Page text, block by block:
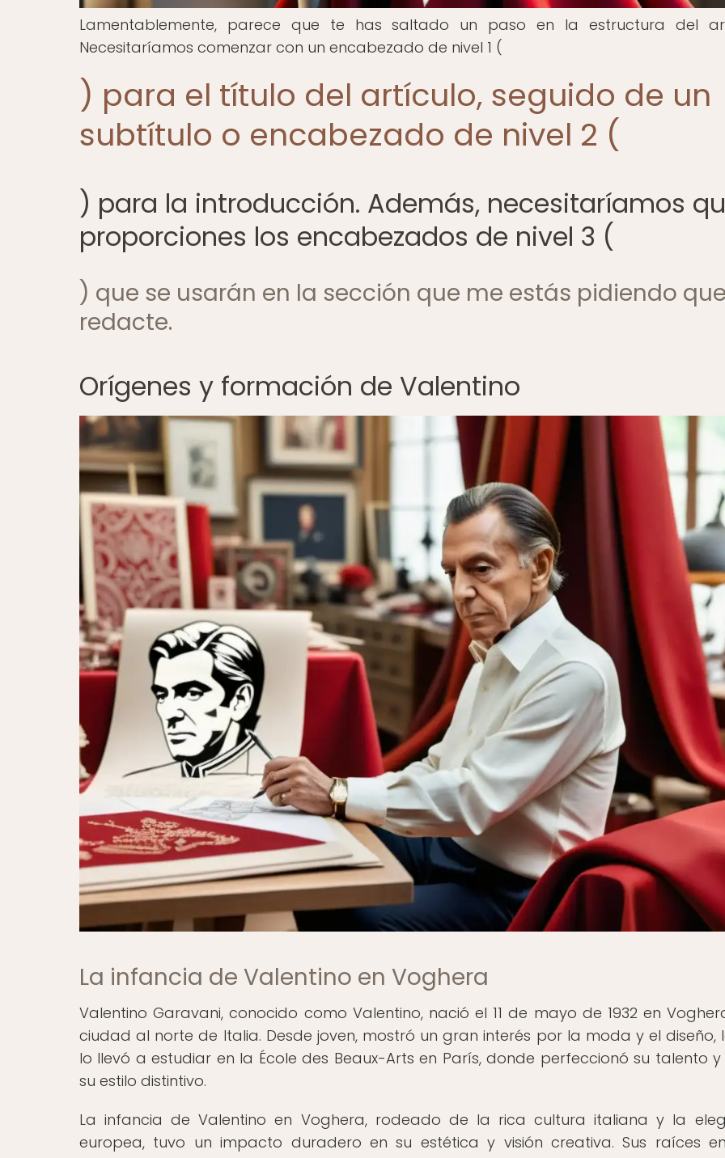
Lamentablemente, parece que te has saltado un paso en la estructura del
Necesitaríamos comenzar con un encabezado de nivel 1 (
) para el título del artículo, seguido de un
subtítulo o encabezado de nivel 2 (
) para la introducción. Además, necesitaríamos
proporciones los encabezados de nivel 3 (
) que se usarán en la sección que me estás pidiendo
redacte.
Orígenes y formación de Valentino
La infancia de Valentino en Voghera
Valentino Garavani, conocido como Valentino, nació el 11 de mayo de 1932 en
ciudad al norte de Italia. Desde joven, mostró un gran interés por la moda y el diseño,
lo llevó a estudiar en la École des Beaux-Arts en París, donde perfeccionó su talento
su estilo distintivo.
La infancia de Valentino en Voghera, rodeado de la rica cultura italiana y la
europea, tuvo un impacto duradero en su estética y visión creativa. Sus raíces